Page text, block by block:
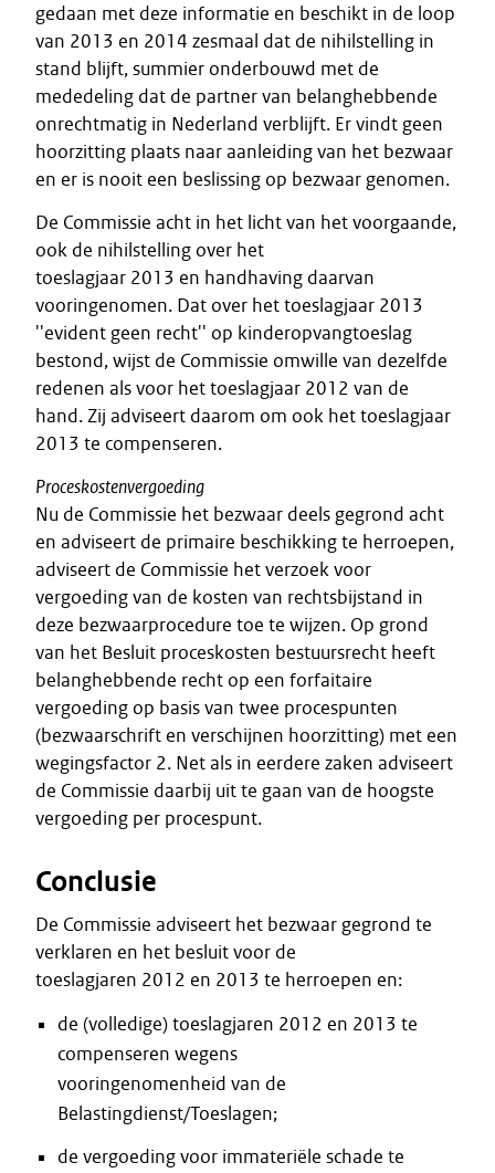
gedaan met deze informatie en beschikt in de loop
van 2013 en 2014 zesmaal dat de nihilstelling in
stand blijft, summier onderbouwd met de
mededeling dat de partner van belanghebbende
onrechtmatig in Nederland verblijft. Er vindt geen
hoorzitting plaats naar aanleiding van het bezwaar
en er is nooit een beslissing op bezwaar genomen.
De Commissie acht in het licht van het voorgaande,
ook de nihilstelling over het
toeslagjaar 2013 en handhaving daarvan
vooringenomen. Dat over het toeslagjaar 2013
''evident geen recht'' op kinderopvangtoeslag
bestond, wijst de Commissie omwille van dezelfde
redenen als voor het toeslagjaar 2012 van de
hand. Zij adviseert daarom om ook het toeslagjaar
2013 te compenseren.
Proceskostenvergoeding
Nu de Commissie het bezwaar deels gegrond acht
en adviseert de primaire beschikking te herroepen,
adviseert de Commissie het verzoek voor
vergoeding van de kosten van rechtsbijstand in
deze bezwaarprocedure toe te wijzen. Op grond
van het Besluit proceskosten bestuursrecht heeft
belanghebbende recht op een forfaitaire
vergoeding op basis van twee procespunten
(bezwaarschrift en verschijnen hoorzitting) met een
wegingsfactor 2. Net als in eerdere zaken adviseert
de Commissie daarbij uit te gaan van de hoogste
vergoeding per procespunt.
Conclusie
De Commissie adviseert het bezwaar gegrond te
verklaren en het besluit voor de
toeslagjaren 2012 en 2013 te herroepen en:
de (volledige) toeslagjaren 2012 en 2013 te
compenseren wegens
vooringenomenheid van de
Belastingdienst/Toeslagen;
de vergoeding voor immateriële schade te